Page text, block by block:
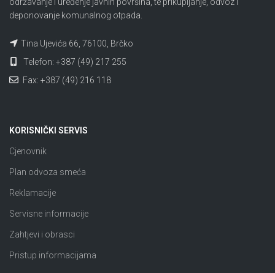
održavanje i uređenje javnih površina, te prikupljanje, odvoz i
deponovanje komunalnog otpada.
Tina Ujevića 66, 76100, Brčko
Telefon: +387 (49) 217 255
Fax: +387 (49) 216 118
KORISNIČKI SERVIS
Cjenovnik
Plan odvoza smeća
Reklamacije
Servisne informacije
Zahtjevi i obrasci
Pristup informacijama